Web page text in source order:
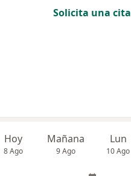
Solicita una cita
Hoy
8 Ago
Mañana
9 Ago
Lun
10 Ago